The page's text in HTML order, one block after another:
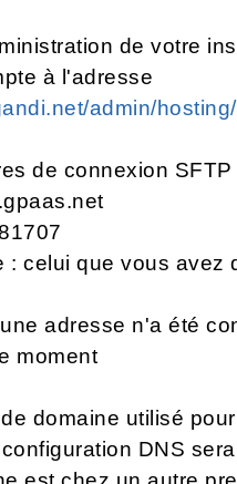
de votre
à l'adresse
admin/
de connexion
: celui que vous avez
adresse n'a été
moment
domaine utilisé
DNS